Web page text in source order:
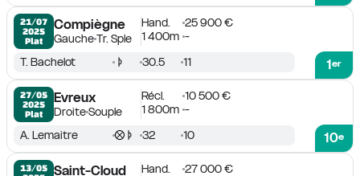
21/07
2025
Plat
Compiègne
GaucheTr. Sple
Hand.
25 900 €
1 400m -
1er
T. Bachelot 30.5 11
27/05
2025
Plat
Evreux
DroiteSouple
Récl.
10 500 €
1 800m -
10e
A. Lemaitre 32 10
13/05
Saint-Cloud Hand.
27 000 €